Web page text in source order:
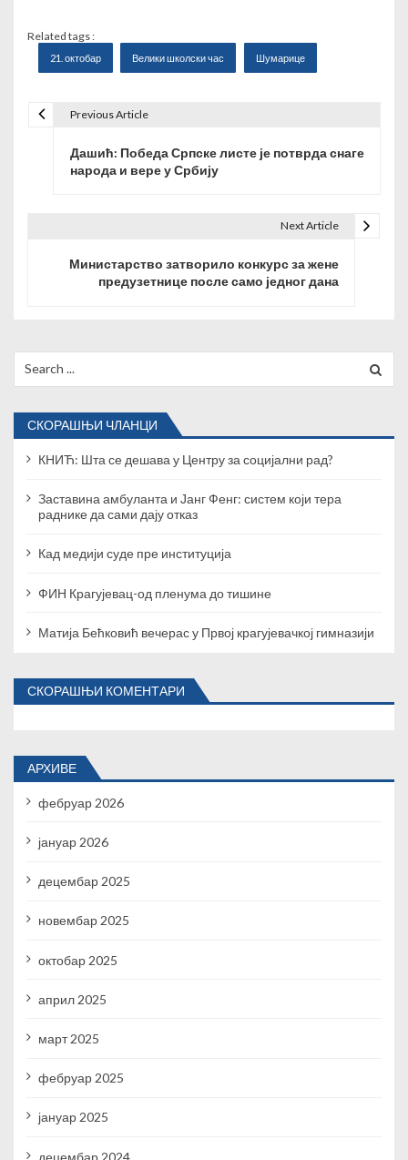
Related tags :
21. октобар Велики школски час Шумарице
ч
л
а
н
к
Previous Article
Дашић: Победа Српске листе је потврда снаге
народа и вере у Србију
Next Article
Министарство затворило конкурс за жене
предузетнице после само једног дана
for:
СКОРАШЊИ ЧЛАНЦИ
КНИЋ: Шта се дешава у Центру за социјални рад?
Заставина амбуланта и Јанг Фенг: систем који тера
раднике да сами дају отказ
Кад медији суде пре институција
ФИН Крагујевац-од пленума до тишине
Матија Бећковић вечерас у Првој крагујевачкој гимназији
СКОРАШЊИ КОМЕНТАРИ
АРХИВЕ
фебруар 2026
јануар 2026
децембар 2025
новембар 2025
октобар 2025
април 2025
март 2025
фебруар 2025
јануар 2025
децембар 2024